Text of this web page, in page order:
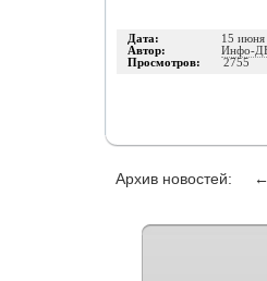
Дата: 15 июня
Автор: Инфо-
Просмотров: 2755
Архив новостей: